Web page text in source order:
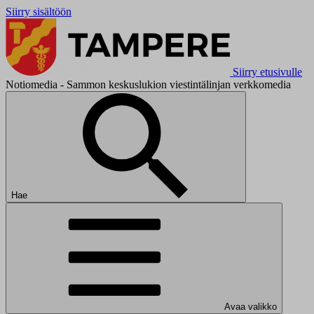
Siirry sisältöön
Siirry etusivulle
Notiomedia - Sammon keskuslukion viestintälinjan verkkomedia
Hae
Avaa valikko